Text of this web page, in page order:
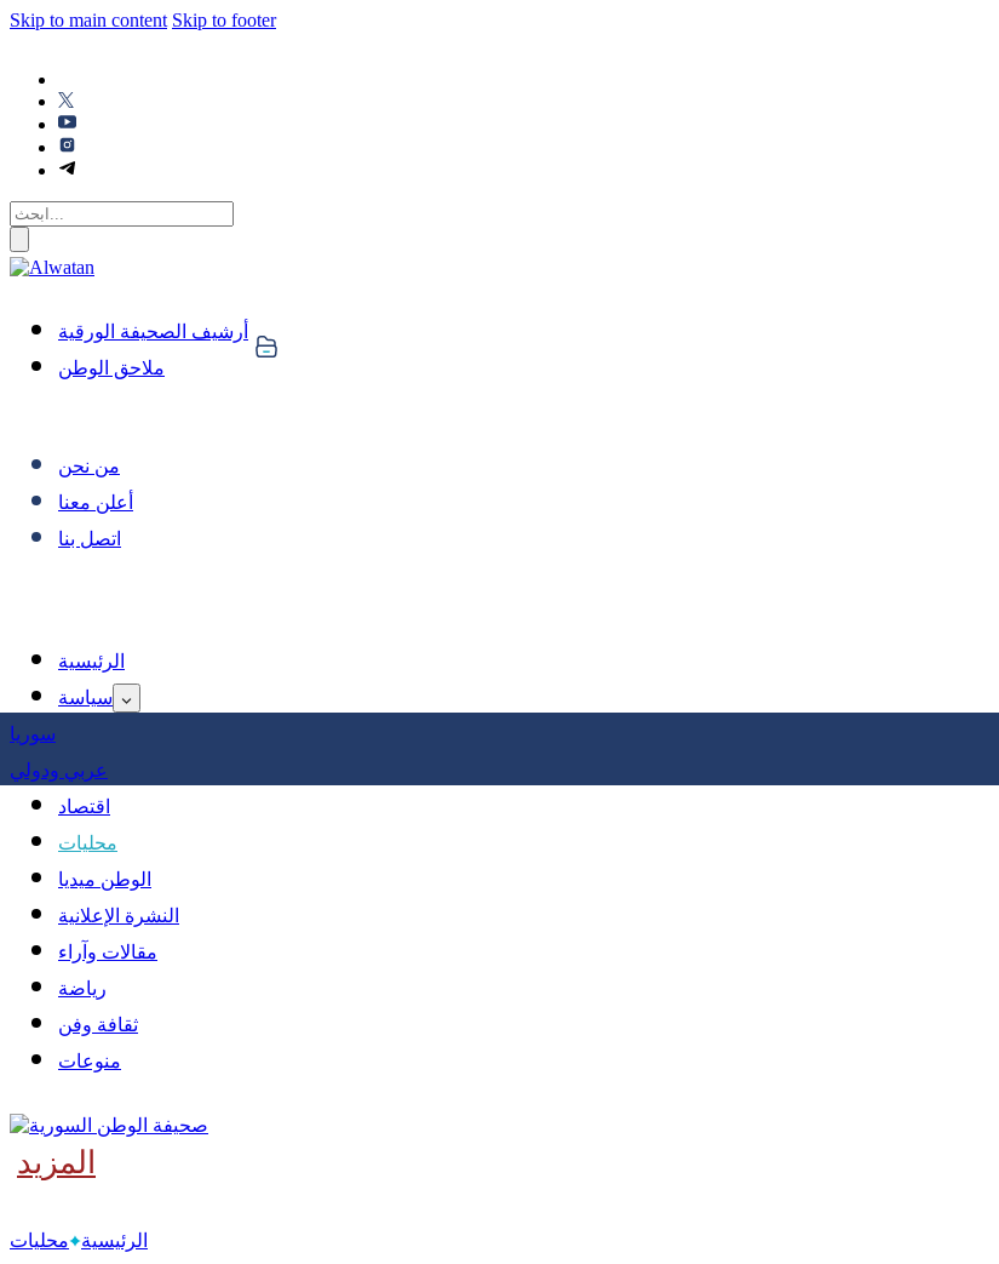
Skip to main content Skip to footer
أرشيف الصحيفة الورقية
ملاحق الوطن
من نحن
أعلن معنا
اتصل بنا
الرئيسية
سياسة
سوريا
عربي ودولي
اقتصاد
محليات
الوطن ميديا
النشرة الإعلانية
مقالات وآراء
رياضة
ثقافة وفن
منوعات
المزيد
الأخبار:‬
الرئيسية محليات